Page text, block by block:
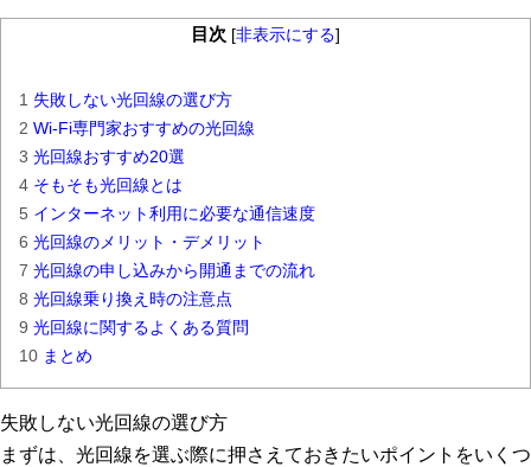
目次 [非表示にする]
1 失敗しない光回線の選び方
2 Wi-Fi専門家おすすめの光回線
3 光回線おすすめ20選
4 そもそも光回線とは
5 インターネット利用に必要な通信速度
6 光回線のメリット・デメリット
7 光回線の申し込みから開通までの流れ
8 光回線乗り換え時の注意点
9 光回線に関するよくある質問
10 まとめ
失敗しない光回線の選び方
まずは、光回線を選ぶ際に押さえておきたいポイントをいくつ